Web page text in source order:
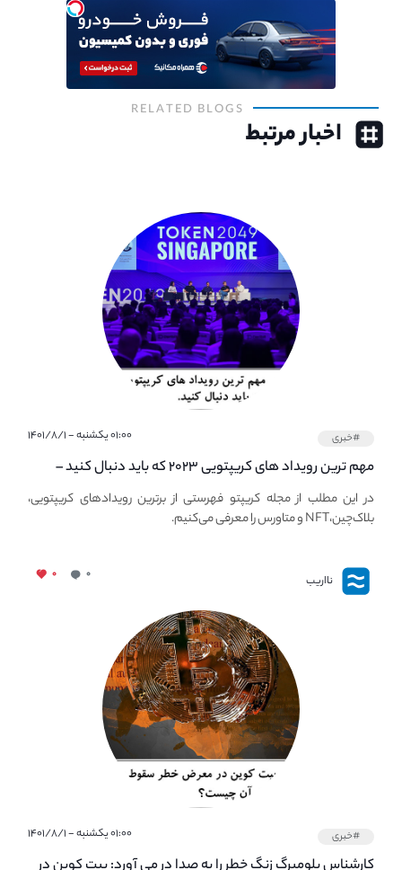
RELATED BLOGS
اخبار مرتبط
#خبری ۰۱:۰۰ یکشنبه - ۱۴۰۱/۸/۱
مهم ترین رویداد های کریپتویی ۲۰۲۳ که باید دنبال کنید –
معرفی بهترین رویداد های جهانی
در این مطلب از مجله کریپتو فهرستی از برترین رویدادهای کریپتویی،
بلاک‌چین،NFT و متاورس را معرفی می‌کنیم.
نااریب ۰ ۰
#خبری ۰۱:۰۰ یکشنبه - ۱۴۰۱/۸/۱